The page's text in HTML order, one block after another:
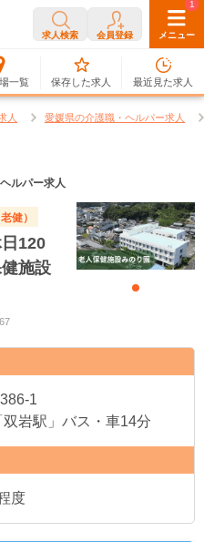
求人検索 会員登録 メニュー
一覧
0
保存した求人
1
最近見た求人
人 愛媛県の介護職・ヘルパー求人
ルパー求人
健）
120
施設
1
双岩駅」バス・車14分
度